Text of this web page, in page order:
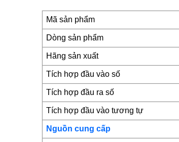
Mã sản phẩm
Dòng sản phẩm
Hãng sản xuất
Tích hợp đầu vào số
Tích hợp đầu ra số
Tích hợp đầu vào tương tự
Nguồn cung cấp